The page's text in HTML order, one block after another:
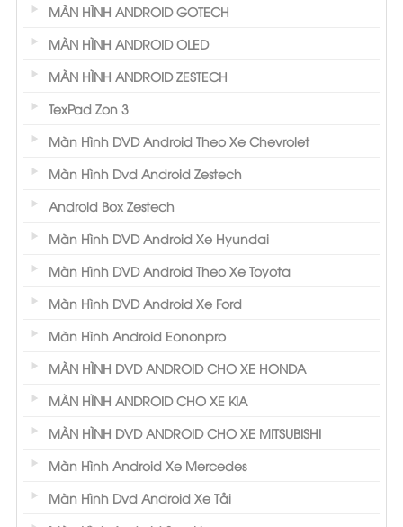
MÀN HÌNH ANDROID GOTECH
MÀN HÌNH ANDROID OLED
MÀN HÌNH ANDROID ZESTECH
TexPad Zon 3
Màn Hình DVD Android Theo Xe Chevrolet
Màn Hình Dvd Android Zestech
Android Box Zestech
Màn Hình DVD Android Xe Hyundai
Màn Hình DVD Android Theo Xe Toyota
Màn Hình DVD Android Xe Ford
Màn Hình Android Eononpro
MÀN HÌNH DVD ANDROID CHO XE HONDA
MÀN HÌNH ANDROID CHO XE KIA
MÀN HÌNH DVD ANDROID CHO XE MITSUBISHI
Màn Hình Android Xe Mercedes
Màn Hình Dvd Android Xe Tải